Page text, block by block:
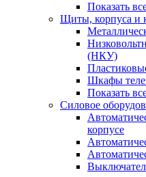
Показать
Щиты, корпуса и
(НКУ)
Шкафы
Показать
Силовое
корпусе